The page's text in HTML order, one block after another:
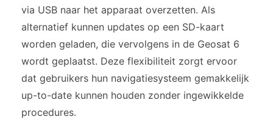
via USB naar het apparaat overzetten. Als
alternatief kunnen updates op een SD-kaart
worden geladen, die vervolgens in de Geosat 6
wordt geplaatst. Deze flexibiliteit zorgt ervoor
dat gebruikers hun navigatiesysteem gemakkelijk
up-to-date kunnen houden zonder ingewikkelde
procedures.